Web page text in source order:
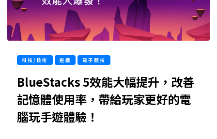
科技/技術 遊戲 電子競技
BlueStacks 5效能大幅提升，改善
記憶體使用率，帶給玩家更好的電
腦玩手遊體驗！